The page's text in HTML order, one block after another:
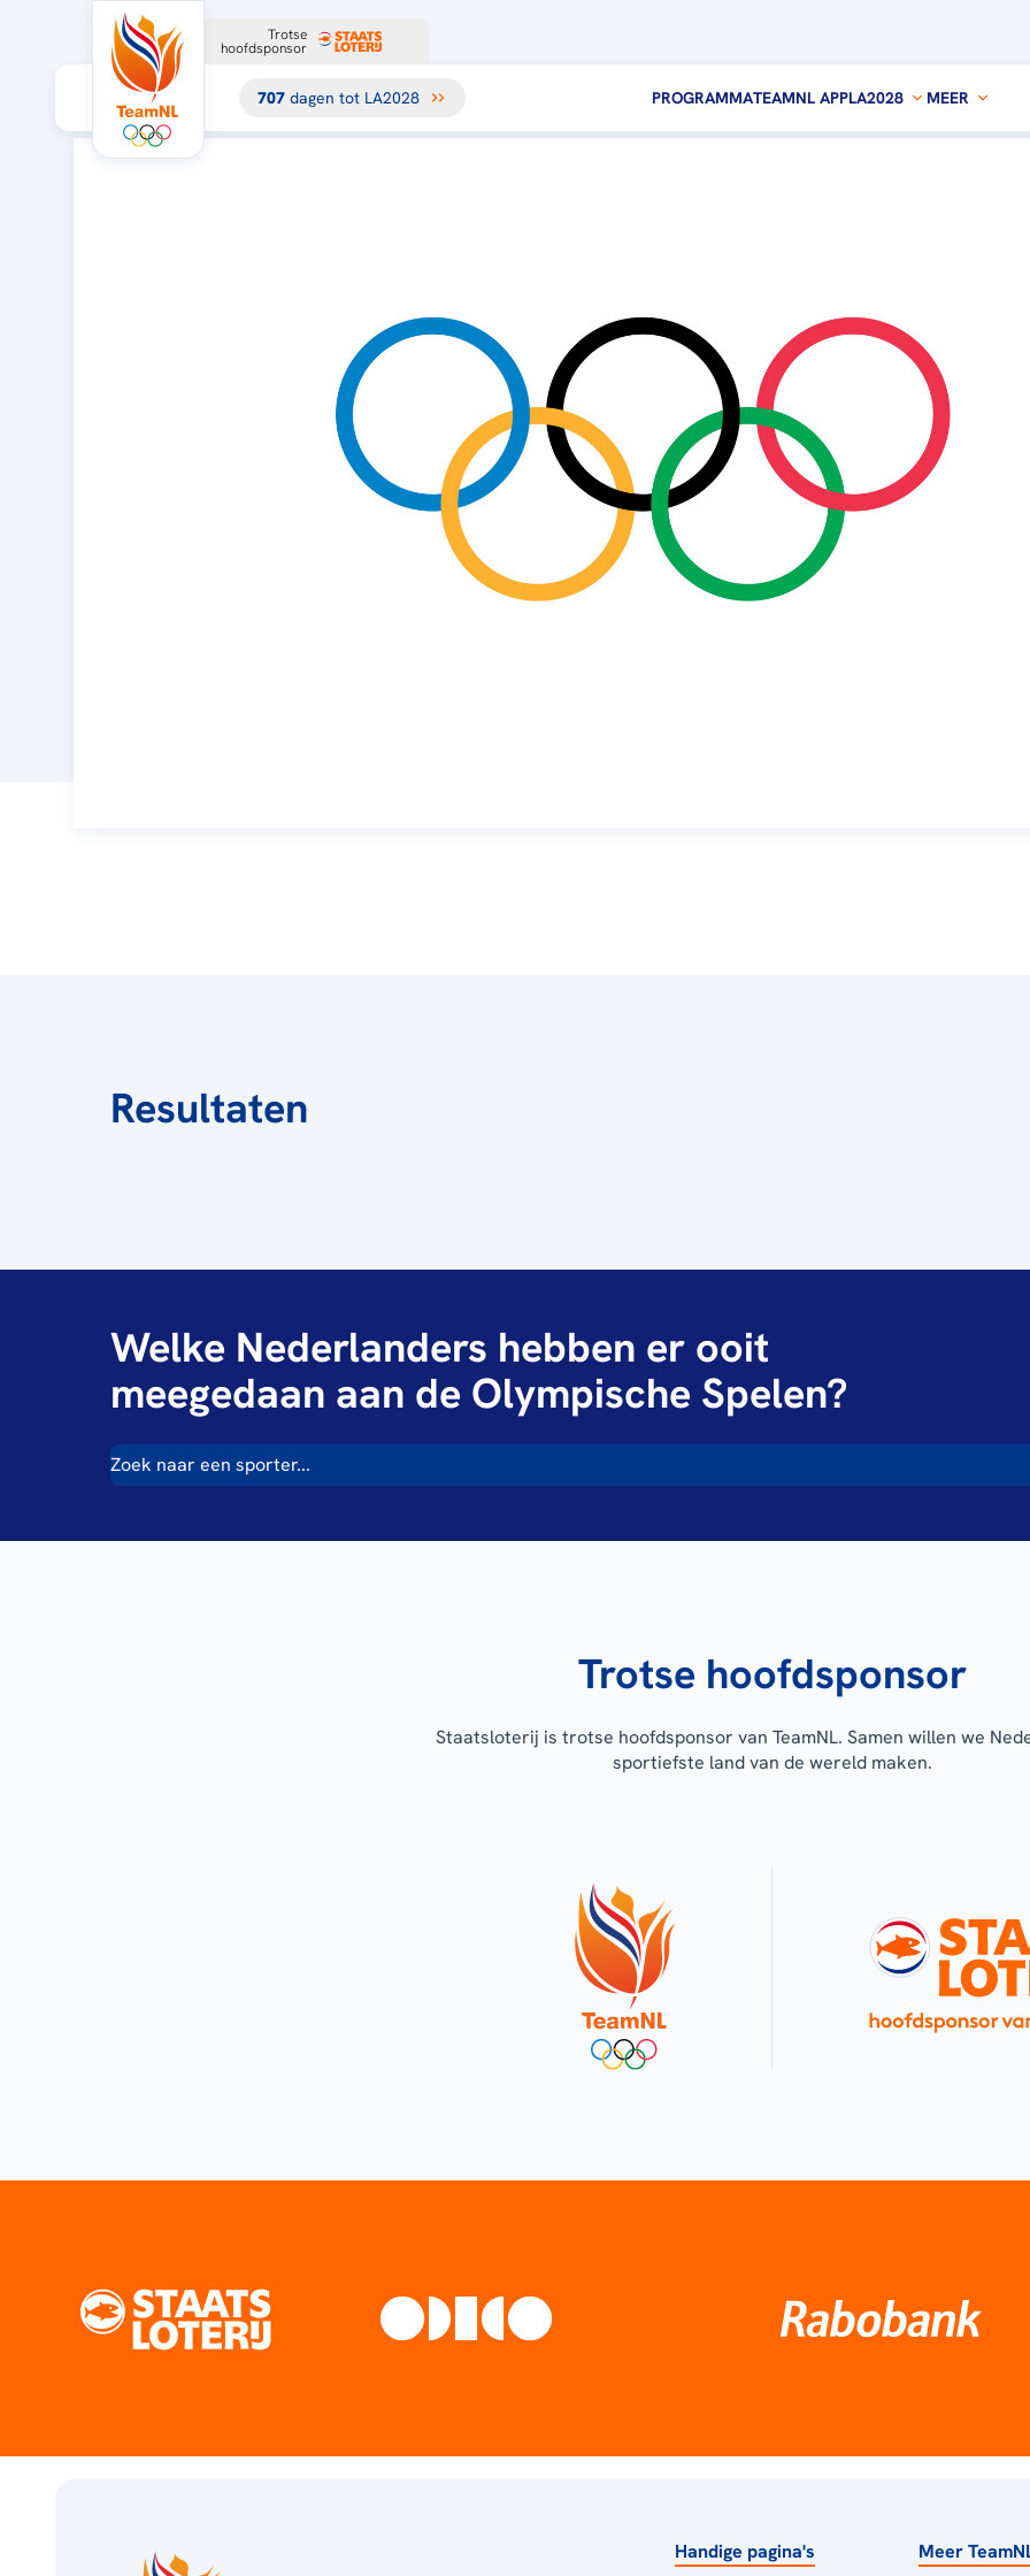
Trotse
hoofdsponsor
707 dagen tot LA2028 PROGRAMMATEAMNL APPLA2028 MEER
Resultaten
Welke Nederlanders hebben er ooit
meegedaan aan de Olympische Spelen?
Trotse hoofdsponsor
Staatsloterij is trotse hoofdsponsor van TeamNL. Samen willen we
sportiefste land van de wereld maken.
Handige pagina's Meer